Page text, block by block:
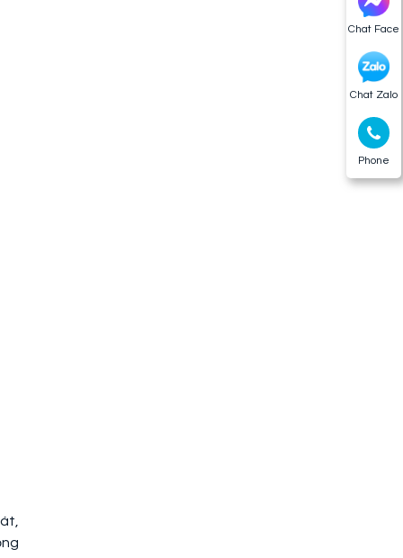
Chat Face
Chat Zalo
Phone